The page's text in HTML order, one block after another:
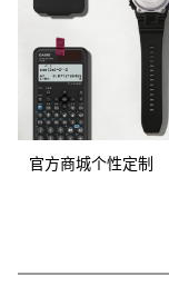
官方商城个性定制